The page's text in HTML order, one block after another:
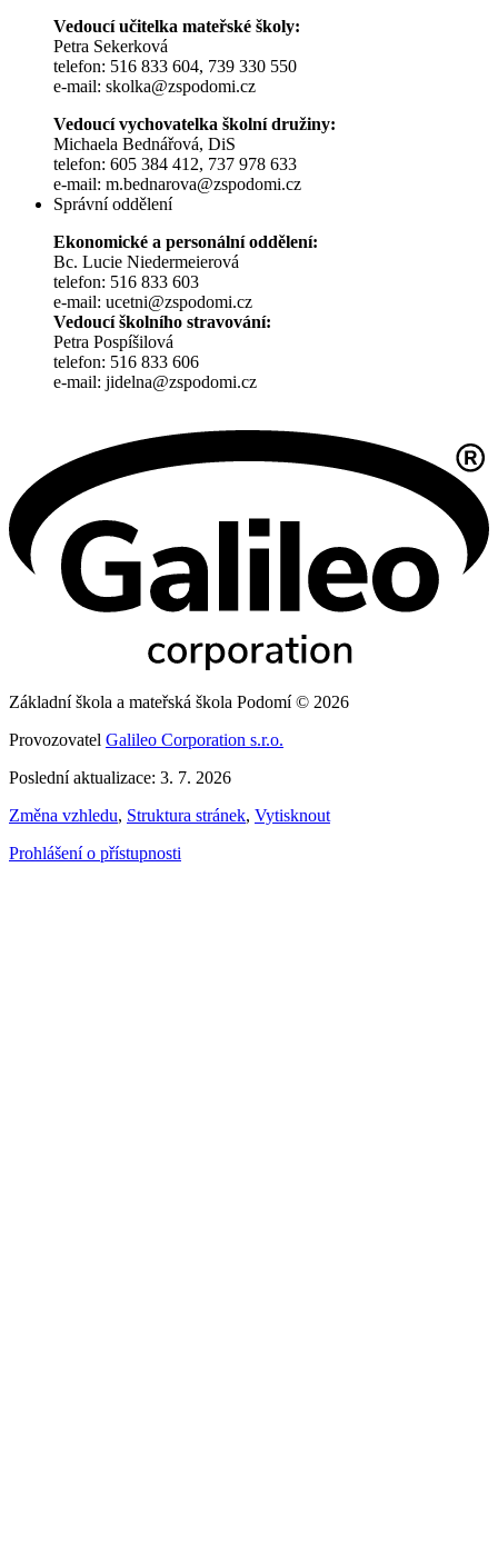
Vedoucí učitelka mateřské školy:
Petra Sekerková
telefon: 516 833 604, 739 330 550
e-mail: skolka@zspodomi.cz
Vedoucí vychovatelka školní družiny:
Michaela Bednářová, DiS
telefon: 605 384 412, 737 978 633
e-mail: m.bednarova@zspodomi.cz
Správní oddělení
Ekonomické a personální oddělení:
Bc. Lucie Niedermeierová
telefon: 516 833 603
e-mail: ucetni@zspodomi.cz
Vedoucí školního stravování:
Petra Pospíšilová
telefon: 516 833 606
e-mail: jidelna@zspodomi.cz
Základní škola a mateřská škola Podomí © 2026
Provozovatel Galileo Corporation s.r.o.
Poslední aktualizace: 3. 7. 2026
Změna vzhledu, Struktura stránek, Vytisknout
Prohlášení o přístupnosti